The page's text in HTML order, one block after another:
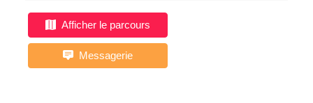
Afficher le parcours
Messagerie